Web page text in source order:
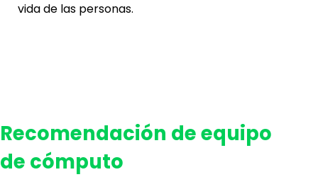
vida de las personas.
Recomendación de equipo
de cómputo